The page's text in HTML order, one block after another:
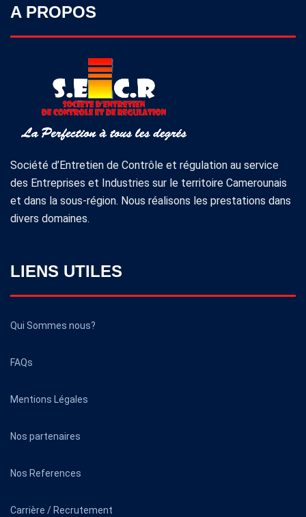
A PROPOS
Société d’Entretien de Contrôle et régulation au service
des Entreprises et Industries sur le territoire Camerounais
et dans la sous-région. Nous réalisons les prestations dans
divers domaines.
LIENS UTILES
Qui Sommes nous?
FAQs
Mentions Légales
Nos partenaires
Nos References
Carrière / Recrutement